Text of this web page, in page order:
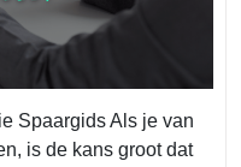
op
Spaargids
Spaargids Als je van
is de kans groot dat